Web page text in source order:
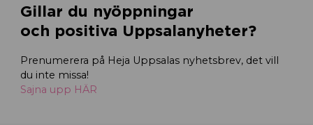
Gillar du nyöppningar
och positiva Uppsalanyheter?
Prenumerera på Heja Uppsalas nyhetsbrev, det vill
du inte missa!
Sajna upp HÄR